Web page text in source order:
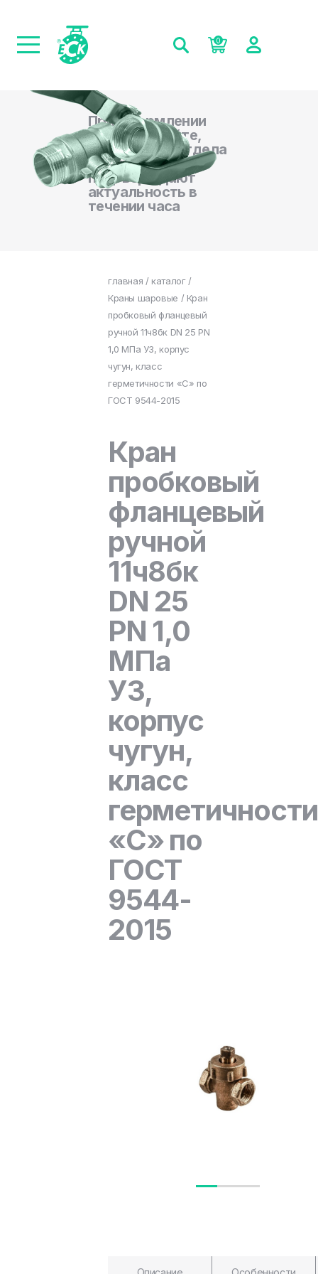
0
При оформлении
заказа на сайте,
менеджеры отдела
продаж
подтверждают
актуальность в
течении часа
главная / каталог/
Краны шаровые / Кран
пробковый фланцевый
ручной 11ч8бк DN 25 PN
1,0 МПа У3, корпус
чугун, класс
герметичности «С» по
ГОСТ 9544-2015
Кран
пробковый
фланцевый
ручной
11ч8бк
DN 25
PN 1,0
МПа
У3,
корпус
чугун,
класс
герметичности
«С» по
ГОСТ
9544-
2015